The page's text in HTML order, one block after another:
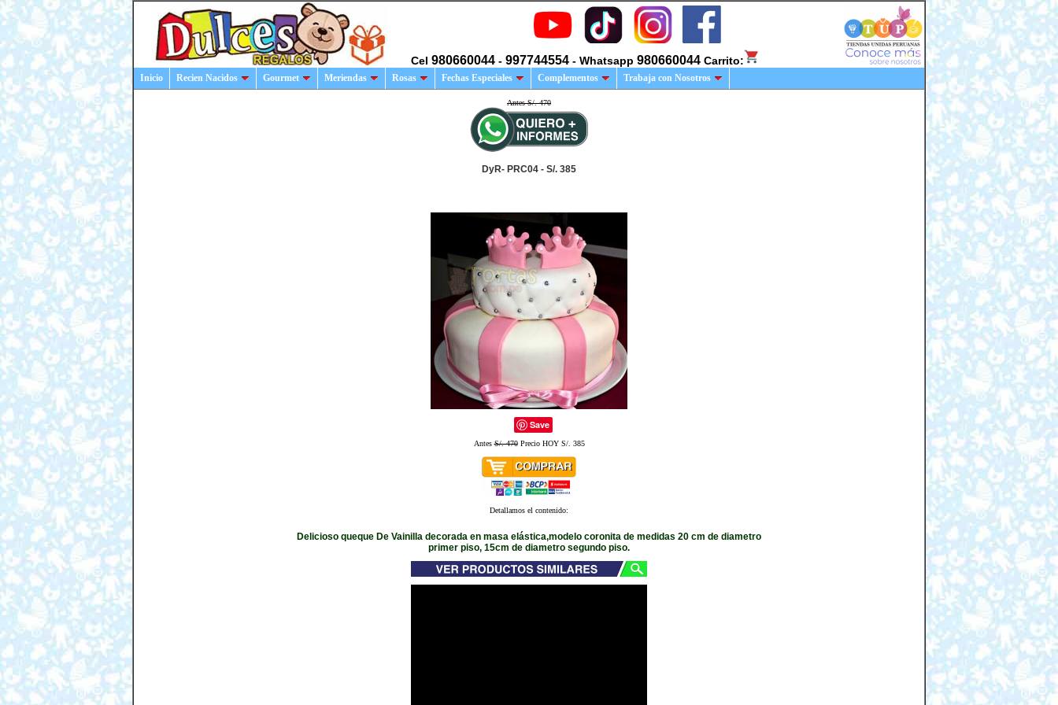
Cel 980660044 - 997744554 - Whatsapp 980660044 Carrito:
Inicio Recien Nacidos Gourmet Meriendas Rosas Fechas Especiales Complementos Trabaja con Nosotros
Antes S/. 470
DyR- PRC04 - S/. 385
Save
AntesS/. 470Precio HOY S/. 385
Detallamos el contenido:
Delicioso queque De Vainilla decorada en masa elástica,modelo coronita de medidas 20 cm de diametro
primer piso, 15cm de diametro segundo piso.